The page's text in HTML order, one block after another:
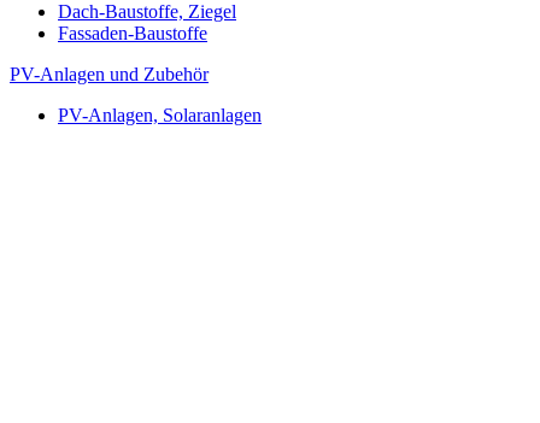
Dach-Baustoffe, Ziegel
Fassaden-Baustoffe
PV-Anlagen und Zubehör
PV-Anlagen, Solaranlagen